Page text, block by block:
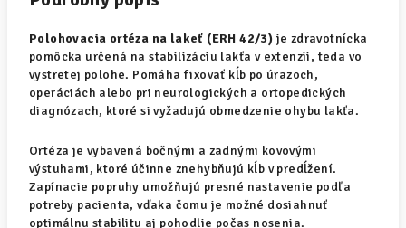
Polohovacia ortéza na lakeť (ERH 42/3) je zdravotnícka
pomôcka určená na stabilizáciu lakťa v extenzii, teda vo
vystretej polohe. Pomáha fixovať kĺb po úrazoch,
operáciách alebo pri neurologických a ortopedických
diagnózach, ktoré si vyžadujú obmedzenie ohybu lakťa.
Ortéza je vybavená bočnými a zadnými kovovými
výstuhami, ktoré účinne znehybňujú kĺb v predĺžení.
Zapínacie popruhy umožňujú presné nastavenie podľa
potreby pacienta, vďaka čomu je možné dosiahnuť
optimálnu stabilitu aj pohodlie počas nosenia.